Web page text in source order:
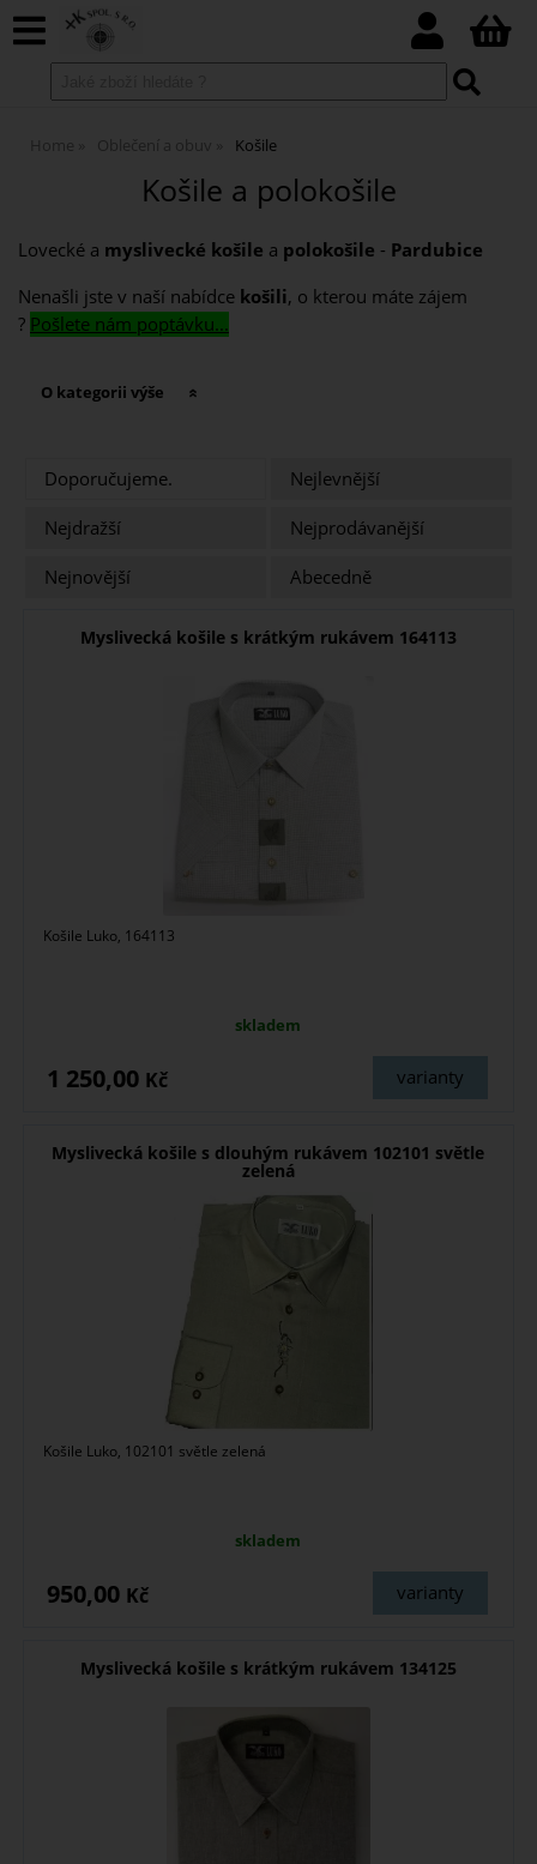
Home Oblečení a obuv Košile
Košile a polokošile
Lovecké a myslivecké košile a polokošile - Pardubice
Nenašli jste v naší nabídce košili, o kterou máte zájem
? Pošlete nám poptávku...
O kategorii výše
Doporučujeme.
Nejlevnější
Nejdražší
Nejprodávanější
Nejnovější
Abecedně
Myslivecká košile s krátkým rukávem 164113
Košile Luko, 164113
skladem
varianty
1 250,00 Kč
Myslivecká košile s dlouhým rukávem 102101 světle
zelená
Košile Luko, 102101 světle zelená
skladem
varianty
950,00 Kč
Myslivecká košile s krátkým rukávem 134125